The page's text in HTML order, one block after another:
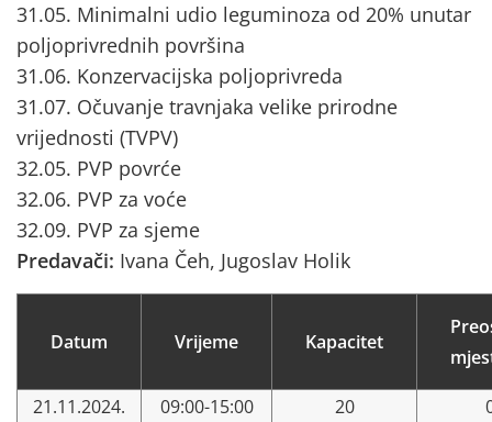
31.05. Minimalni udio leguminoza od 20% unutar
poljoprivrednih površina
31.06. Konzervacijska poljoprivreda
31.07. Očuvanje travnjaka velike prirodne
vrijednosti (TVPV)
32.05. PVP povrće
32.06. PVP za voće
32.09. PVP za sjeme
Predavači: Ivana Čeh, Jugoslav Holik
Datum Vrijeme Kapacitet
21.11.2024. 09:00-15:00 20